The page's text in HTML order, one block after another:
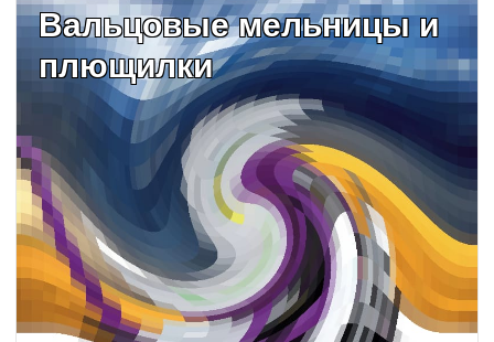
Вальцовые мельницы и
плющилки